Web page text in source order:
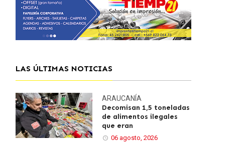
LAS ÚLTIMAS NOTICIAS
ARAUCANÍA
Decomisan 1,5 toneladas
de alimentos ilegales
que eran
06 agosto, 2026